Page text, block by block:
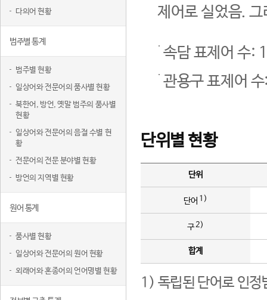
다의어 현황
범주별 통계
범주별 현황
일상어와 전문어의 품사별 현황
북한어, 방언, 옛말 범주의 품사별
현황
일상어와 전문어의 음절 수별 현
황
전문어의 전문 분야별 현황
방언의 지역별 현황
원어 통계
품사별 현황
일상어와 전문어의 원어 현황
외래어와 혼종어의 언어명별 현황
제어로 실었음.
속담 표제어 수:
관용구 표제어
단위별 현황
단위
단어 1)
구2)
합계
1) 독립된 단어로 인정